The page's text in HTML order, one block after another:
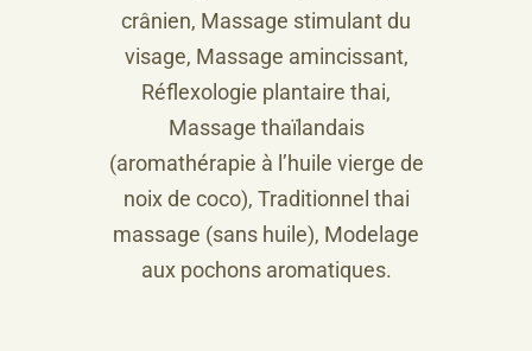
crânien, Massage stimulant du
visage, Massage amincissant,
Réflexologie plantaire thai,
Massage thaïlandais
(aromathérapie à l’huile vierge de
noix de coco), Traditionnel thai
massage (sans huile), Modelage
aux pochons aromatiques.